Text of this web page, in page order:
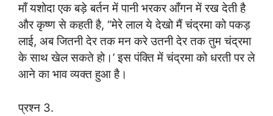
माँ यशोदा एक बड़े बर्तन में पानी भरकर आँगन में रख देती है
और कृष्ण से कहती है, “मेरे लाल ये देखो मैं चंद्रमा को पकड़
लाई, अब जितनी देर तक मन करे उतनी देर तक तुम चंद्रमा
के साथ खेल सकते हो।’ इस पंक्ति में चंद्रमा को धरती पर ले
आने का भाव व्यक्त हुआ है।
प्रश्न 3.